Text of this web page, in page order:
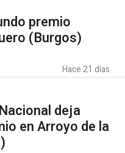
premio
(Burgos)
Hace 21 días
deja
en Arroyo de la